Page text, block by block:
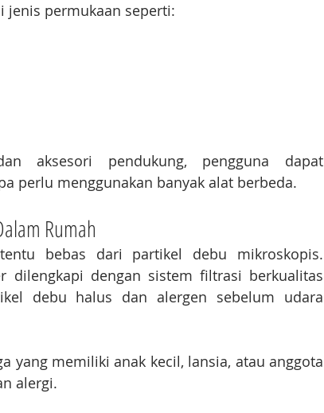
jenis permukaan seperti:
aksesori pendukung, pengguna dapat
perlu menggunakan banyak alat berbeda.
Rumah
bebas dari partikel debu mikroskopis.
dilengkapi dengan sistem filtrasi berkualitas
debu halus dan alergen sebelum udara
yang memiliki anak kecil, lansia, atau anggota
alergi.